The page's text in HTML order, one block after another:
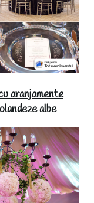
aranjamente
albe